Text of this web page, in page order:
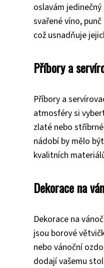
oslavám
svařené víno,
což usnadňuje
Příbory a
Příbory a
atmosféry si
zlaté nebo
nádobí by mělo
kvalitních
Dekorace na
Dekorace na
jsou borové
nebo vánoční
dodají vašemu